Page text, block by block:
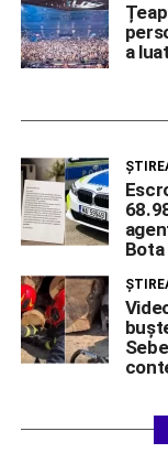
a
Bota